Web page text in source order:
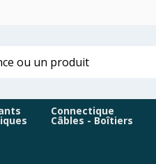
Connectique
Câbles - Boîtiers